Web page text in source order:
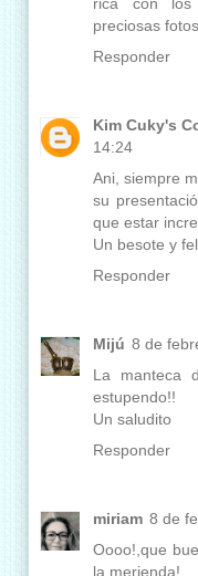
preciosas
Responder
Kim Cuky's
14:24
Ani, siempre
su
que estar
Un besote y
Responder
Mijú 8 de
La manteca
estupendo!!
Un saludito
Responder
miriam 8 de
Oooo!,que
la merienda!